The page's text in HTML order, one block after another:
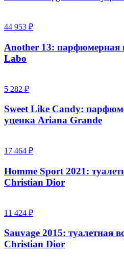
44 953 ₽
Another 13: парфюмерная
Labo
5 282 ₽
Sweet Like Candy:
уценка Ariana Grande
17 464 ₽
Homme Sport 2021:
Christian Dior
11 424 ₽
Sauvage 2015: туалетная
Christian Dior